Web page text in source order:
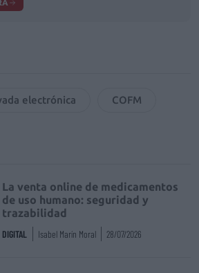
electrónica COFM
La venta online de medicamentos
de uso humano: seguridad y
trazabilidad
DIGITAL Isabel Marín Moral 28/07/2026